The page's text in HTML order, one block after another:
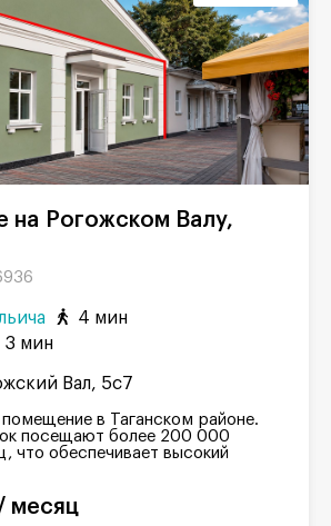
4 мин
3 мин
Вал, 5с7
в Таганском районе.
посещают более 200 000
что обеспечивает высокий
месяц